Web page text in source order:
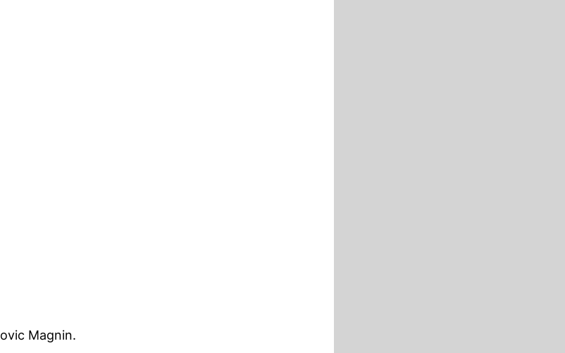
Magnin.